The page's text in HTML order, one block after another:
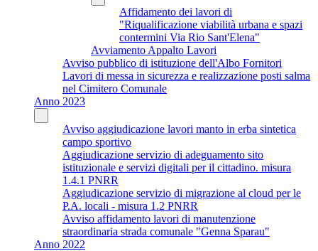
Affidamento dei lavori di
"Riqualificazione viabilità urbana e spazi
contermini Via Rio Sant'Elena"
Avviamento Appalto Lavori
Avviso pubblico di istituzione dell'Albo Fornitori
Lavori di messa in sicurezza e realizzazione posti salma
nel Cimitero Comunale
Anno 2023
Avviso aggiudicazione lavori manto in erba sintetica
campo sportivo
Aggiudicazione servizio di adeguamento sito
istituzionale e servizi digitali per il cittadino. misura
1.4.1 PNRR
Aggiudicazione servizio di migrazione al cloud per le
P.A. locali - misura 1.2 PNRR
Avviso affidamento lavori di manutenzione
straordinaria strada comunale "Genna Sparau"
Anno 2022